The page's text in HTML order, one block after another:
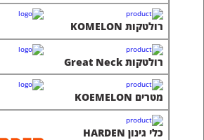
רולטקות KOMELON
רולטקות Great Neck
מטרים KOEMELON
כלי גינון HARDEN